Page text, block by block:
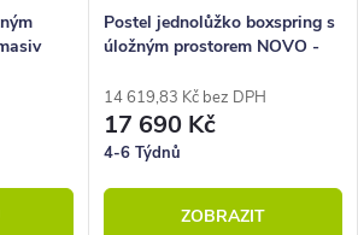
Postel jednolůžko boxspring s
úložným prostorem NOVO -
14 619,83 Kč bez DPH
17 690 Kč
4-6 Týdnů
ZOBRAZIT